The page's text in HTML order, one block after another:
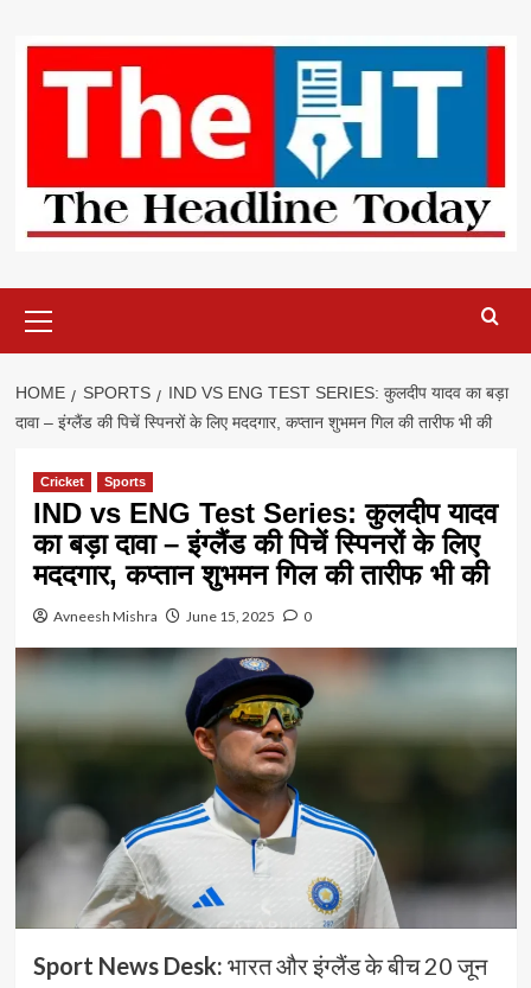
content
Menu
HOME SPORTS
IND VS ENG TEST SERIES: कुलदीप यादव का बड़ा
दावा – इंग्लैंड की पिचें स्पिनरों के लिए मददगार, कप्तान शुभमन गिल की तारीफ भी की
Cricket Sports
IND vs ENG Test Series: कुलदीप यादव
का बड़ा दावा – इंग्लैंड की पिचें स्पिनरों के लिए
मददगार, कप्तान शुभमन गिल की तारीफ भी की
Avneesh Mishra June 15, 2025 0
Sport News Desk: भारत और इंग्लैंड के बीच 20 जून